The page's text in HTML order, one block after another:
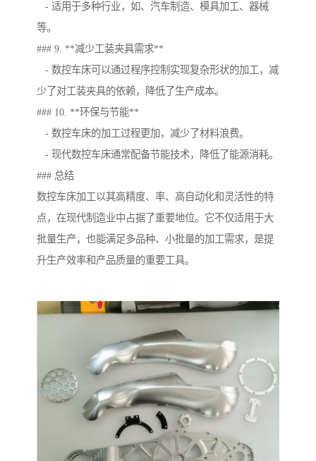
- 适用于多种行业，如、汽车制造、模具加工、器械
等。
### 9. **减少工装夹具需求**
- 数控车床可以通过程序控制实现复杂形状的加工，减
少了对工装夹具的依赖，降低了生产成本。
### 10. **环保与节能**
- 数控车床的加工过程更加，减少了材料浪费。
- 现代数控车床通常配备节能技术，降低了能源消耗。
### 总结
数控车床加工以其高精度、率、高自动化和灵活性的特
点，在现代制造业中占据了重要地位。它不仅适用于大
批量生产，也能满足多品种、小批量的加工需求，是提
升生产效率和产品质量的重要工具。